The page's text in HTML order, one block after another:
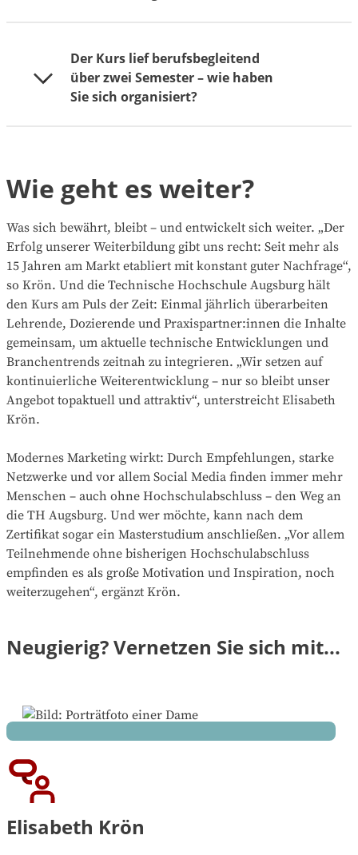
Praxis, so entsteht ein sehr komplexes Verständnis
der Materie. Das hat mir in meinem Job sehr
geholfen.“
„Ja, sehr sogar. Mein Chef hat die gleiche
Weiterbildung selbst gemacht, daher musste ich ihn
nicht lange überzeugen. Er hat alle Kursgebühren,
Finanzierung sprechen. Schließlich profitiert der
Der Kurs lief berufsbegleitend
über zwei Semester – wie haben
Sie sich organisiert?
geht das nicht. Besonders in der Prüfungs- und
Projektphase am Ende habe ich alles andere
zurückgestellt – sogar einen Junggesellenabschied
eines guten Freundes abgesagt, weil der nur eine
Woche vor meiner Abschlussprüfung lag. Auf
manche Hobbys habe ich verzichtet. Wenn ich etwas
mache, dann richtig und nicht halbherzig. Acht
Monate intensives Lernen sind für mich ein kleiner
Einsatz im Vergleich zu den vielen Jahren im Beruf,
in denen ich von der Weiterbildung profitieren
werde.“
Wie geht es weiter?
Was sich bewährt, bleibt – und entwickelt sich weiter. „Der
Erfolg unserer Weiterbildung gibt uns recht: Seit mehr als
15 Jahren am Markt etabliert mit konstant guter Nachfrage“,
so Krön. Und die Technische Hochschule Augsburg hält
den Kurs am Puls der Zeit: Einmal jährlich überarbeiten
Lehrende, Dozierende und Praxispartner:innen die Inhalte
gemeinsam, um aktuelle technische Entwicklungen und
Branchentrends zeitnah zu integrieren. „Wir setzen auf
kontinuierliche Weiterentwicklung – nur so bleibt unser
Angebot topaktuell und attraktiv“, unterstreicht Elisabeth
Krön.
Modernes Marketing wirkt: Durch Empfehlungen, starke
Netzwerke und vor allem Social Media finden immer mehr
Menschen – auch ohne Hochschulabschluss – den Weg an
die TH Augsburg. Und wer möchte, kann nach dem
Zertifikat sogar ein Masterstudium anschließen. „Vor allem
Teilnehmende ohne bisherigen Hochschulabschluss
empfinden es als große Motivation und Inspiration, noch
weiterzugehen“, ergänzt Krön.
Neugierig? Vernetzen Sie sich mit...
Elisabeth Krön